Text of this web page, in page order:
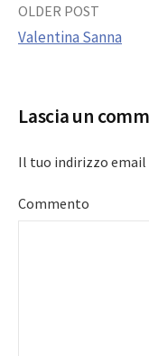
Post
OLDER POST
Valentina Sanna
Lascia un
Il tuo indirizzo email
Commento